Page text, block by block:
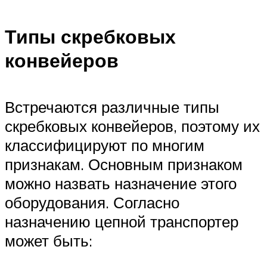
Типы скребковых
конвейеров
Встречаются различные типы
скребковых конвейеров, поэтому их
классифицируют по многим
признакам. Основным признаком
можно назвать назначение этого
оборудования. Согласно
назначению цепной транспортер
может быть: